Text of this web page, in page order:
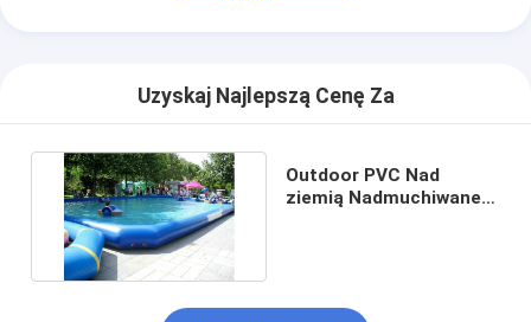
Uzyskaj Najlepszą Cenę Za
Outdoor PVC Nad
ziemią Nadmuchiwane